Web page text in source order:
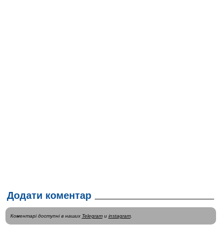
Додати коментар
Коментарі доступні в наших Telegramи instagram.